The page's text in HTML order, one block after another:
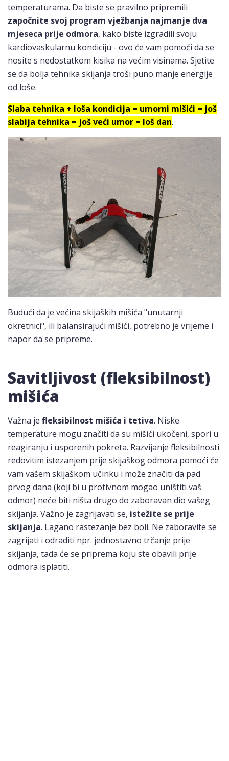
temperaturama. Da biste se pravilno pripremili
započnite svoj program vježbanja najmanje dva
mjeseca prije odmora, kako biste izgradili svoju
kardiovaskularnu kondiciju - ovo će vam pomoći da se
nosite s nedostatkom kisika na većim visinama. Sjetite
se da bolja tehnika skijanja troši puno manje energije
od loše.
Slaba tehnika + loša kondicija = umorni mišići = još
slabija tehnika = još veći umor = loš dan.
Budući da je većina skijaških mišića "unutarnji
okretnici", ili balansirajući mišići, potrebno je vrijeme i
napor da se pripreme.
Savitljivost (fleksibilnost)
mišića
Važna je fleksibilnost mišića i tetiva. Niske
temperature mogu značiti da su mišići ukočeni, spori u
reagiranju i usporenih pokreta. Razvijanje fleksibilnosti
redovitim istezanjem prije skijaškog odmora pomoći će
vam vašem skijaškom učinku i može značiti da pad
prvog dana (koji bi u protivnom mogao uništiti vaš
odmor) neće biti ništa drugo do zaboravan dio vašeg
skijanja. Važno je zagrijavati se, istežite se prije
skijanja. Lagano rastezanje bez boli. Ne zaboravite se
zagrijati i odraditi npr. jednostavno trčanje prije
skijanja, tada će se priprema koju ste obavili prije
odmora isplatiti.